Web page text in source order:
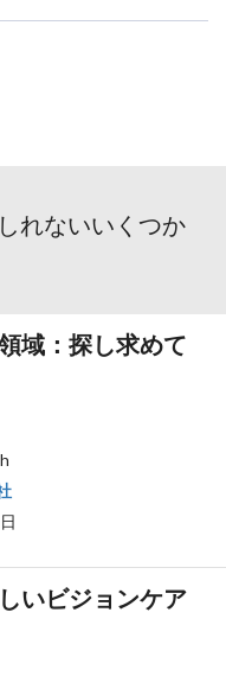
れないいくつか
域：探し求めて
いビジョンケア